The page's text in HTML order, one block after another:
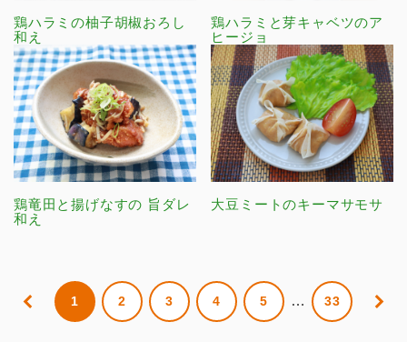
鶏ハラミの柚子胡椒おろし
和え
鶏ハラミと芽キャベツのア
ヒージョ
鶏竜田と揚げなすの 旨ダレ
和え
大豆ミートのキーマサモサ
1 2 3 4 5 … 33